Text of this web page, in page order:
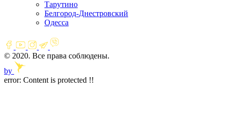
Тарутино
Белгород-Днестровский
Одесса
© 2020. Все права соблюдены.
by
error: Content is protected !!